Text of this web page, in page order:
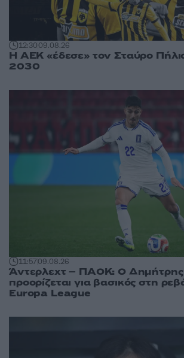
12:3009.08.26
Η ΑΕΚ «έδεσε» τον Σταύρο
2030
11:5709.08.26
Άντερλεχτ – ΠΑΟΚ: Ο Δημήτρης
προορίζεται για βασικός στη
Europa League